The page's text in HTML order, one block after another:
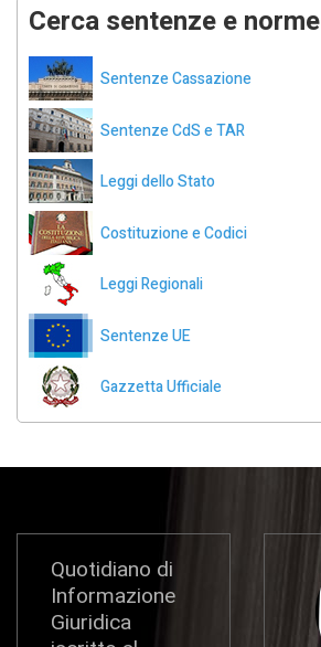
Cerca sentenze e norme
Sentenze Cassazione
Sentenze CdS e TAR
Leggi dello Stato
Costituzione e Codici
Leggi Regionali
Sentenze UE
Gazzetta Ufficiale
Quotidiano di
Informazione
Giuridica